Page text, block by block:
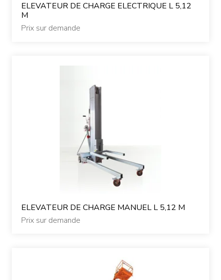
ELEVATEUR DE CHARGE ELECTRIQUE L 5,12
M
Prix sur demande
ELEVATEUR DE CHARGE MANUEL L 5,12 M
Prix sur demande